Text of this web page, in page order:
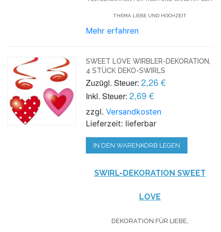
THEMA LIEBE UND HOCHZEIT
Mehr erfahren
SWEET LOVE WIRBLER-DEKORATION,
4 STÜCK DEKO-SWIRLS
Zuzügl. Steuer: 2,26 €
Inkl. Steuer: 2,69 €
zzgl.Versandkosten
Lieferzeit: lieferbar
IN DEN WARENKORB LEGEN
SWIRL-DEKORATION SWEET
LOVE
DEKORATION FÜR LIEBE,